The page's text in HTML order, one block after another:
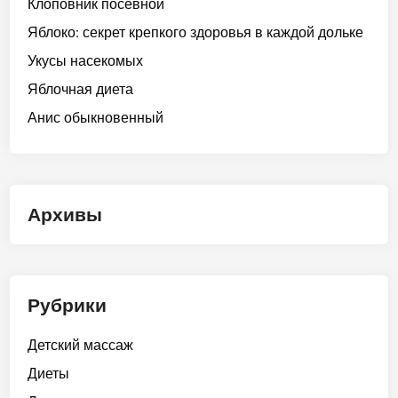
Клоповник посевной
Яблоко: секрет крепкого здоровья в каждой дольке
Укусы насекомых
Яблочная диета
Анис обыкновенный
Архивы
Рубрики
Детский массаж
Диеты